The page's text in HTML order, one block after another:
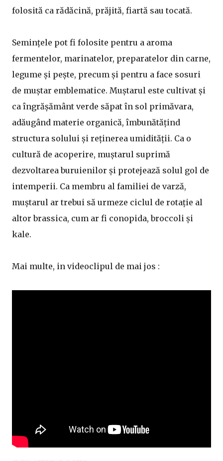
folosită ca rădăcină, prăjită, fiartă sau tocată.
Semințele pot fi folosite pentru a aroma
fermentelor, marinatelor, preparatelor din carne,
legume și pește, precum și pentru a face sosuri
de muștar emblematice. Muștarul este cultivat și
ca îngrășământ verde săpat în sol primăvara,
adăugând materie organică, îmbunătățind
structura solului și reținerea umidității. Ca o
cultură de acoperire, muștarul suprimă
dezvoltarea buruienilor și protejează solul gol de
intemperii. Ca membru al familiei de varză,
muștarul ar trebui să urmeze ciclul de rotație al
altor brassica, cum ar fi conopida, broccoli și
kale.
Mai multe, in videoclipul de mai jos :